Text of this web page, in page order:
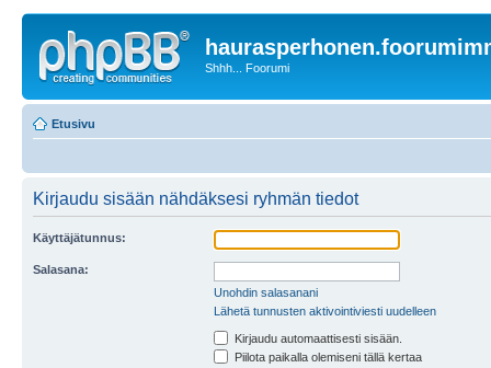
Shhh... Foorumi
Etusivu
Kirjaudu sisään nähdäksesi ryhmän tiedot
Käyttäjätunnus:
Salasana:
Unohdin salasanani
Lähetä tunnusten aktivointiviesti uudelleen
Kirjaudu automaattisesti sisään.
Piilota paikalla olemiseni tällä kertaa